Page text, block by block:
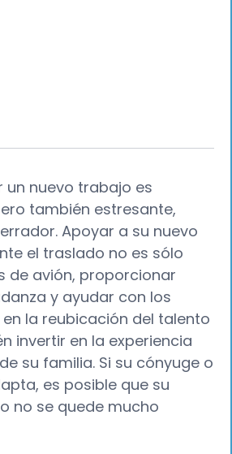
un nuevo trabajo es
también estresante,
Apoyar a su nuevo
el traslado no es sólo
de avión, proporcionar
y ayudar con los
la reubicación del talento
invertir en la experiencia
su familia. Si su cónyuge o
es posible que su
no se quede mucho